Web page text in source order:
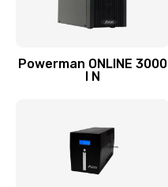
Powerman ONLINE 3000
I N